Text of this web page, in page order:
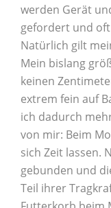
werden Gerät
gefordert und
Natürlich gilt
Mein bislang
keinen
extrem fein auf
ich dadurch
von mir: Beim
sich Zeit lassen.
gebunden und
Teil ihrer